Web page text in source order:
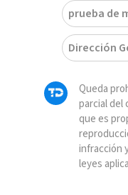
prueba de
Dirección
Queda
parcial del
que es
infracción
leyes